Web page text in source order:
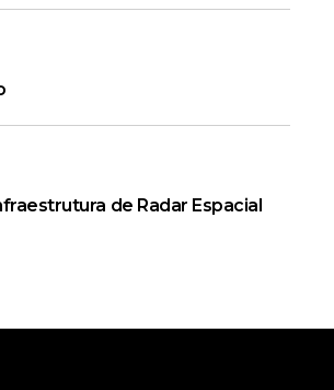
de Radar Espacial